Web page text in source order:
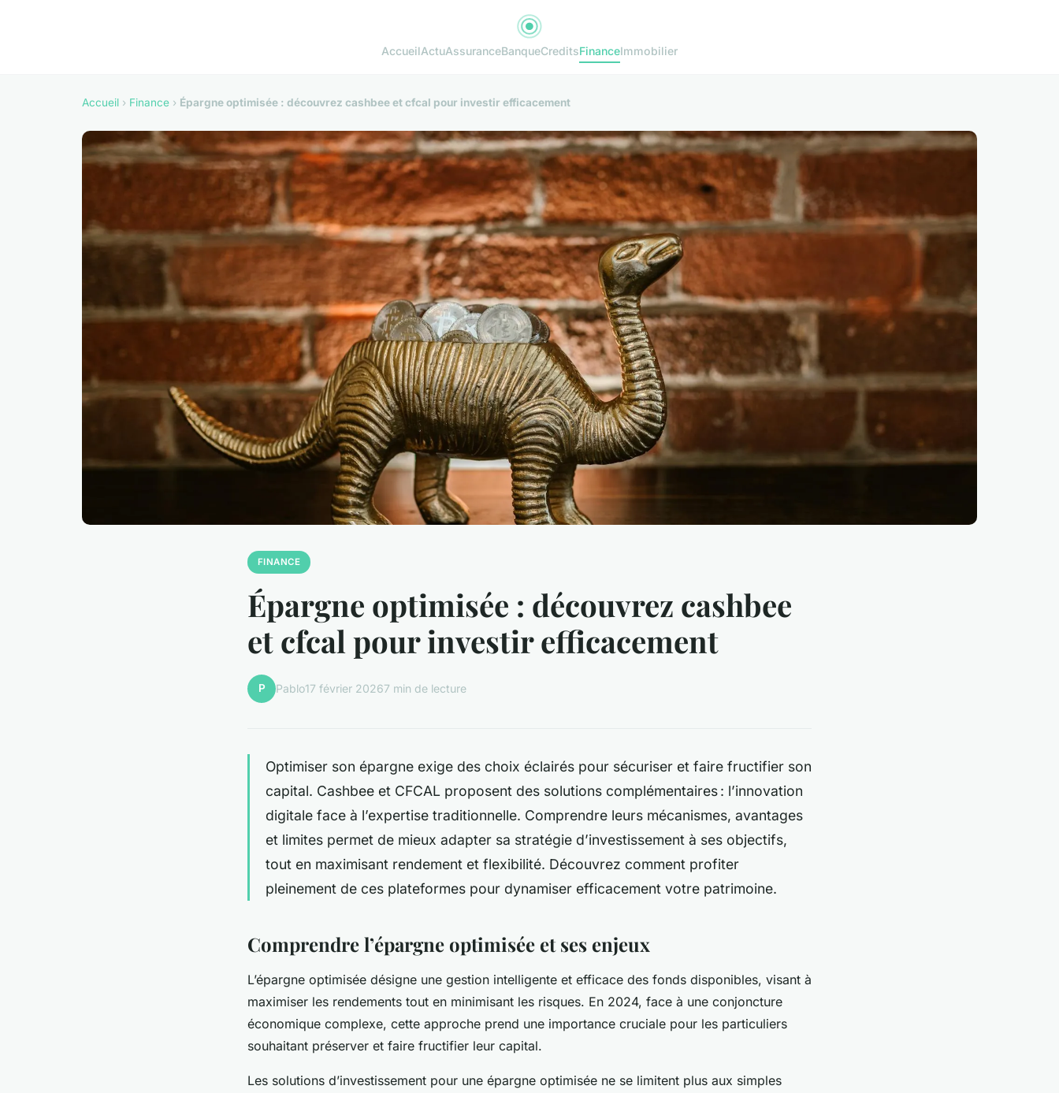
AccueilActuAssuranceBanqueCreditsFinanceImmobilier
Accueil › Finance › Épargne optimisée : découvrez cashbee et cfcal pour investir efficacement
FINANCE
Épargne optimisée : découvrez cashbee
et cfcal pour investir efficacement
P Pablo17 février 20267 min de lecture
Optimiser son épargne exige des choix éclairés pour sécuriser et faire fructifier son
capital. Cashbee et CFCAL proposent des solutions complémentaires : l’innovation
digitale face à l’expertise traditionnelle. Comprendre leurs mécanismes, avantages
et limites permet de mieux adapter sa stratégie d’investissement à ses objectifs,
tout en maximisant rendement et flexibilité. Découvrez comment profiter
pleinement de ces plateformes pour dynamiser efficacement votre patrimoine.
Comprendre l’épargne optimisée et ses enjeux
L’épargne optimisée désigne une gestion intelligente et efficace des fonds disponibles, visant à
maximiser les rendements tout en minimisant les risques. En 2024, face à une conjoncture
économique complexe, cette approche prend une importance cruciale pour les particuliers
souhaitant préserver et faire fructifier leur capital.
Les solutions d’investissement pour une épargne optimisée ne se limitent plus aux simples